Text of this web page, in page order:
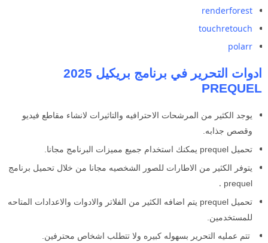
renderforest
touchretouch
polarr
ادوات التحرير في برنامج بريكيل 2025
PREQUEL
يوجد الكثير من المرشحات الاحترافيه والتاثيرات لانشاء مقاطع فيديو
وقصص جذابه.
تحميل prequel
يمكنك استخدام جميع مميزات البرنامج مجانا.
يتوفر الكثير من الاطارات للصور الشخصيه مجانا من خلال تحميل برنامج
prequel
.
تحميل prequel
يتم اضافه الكثير من الفلاتر والادوات والاعدادات المتاحه
للمستخدمين.
تتم عمليه التحرير بسهوله كبيره ولا تتطلب اشخاص محترفين.